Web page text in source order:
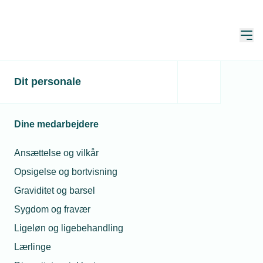
Dit personale
Dine medarbejdere
Ansættelse og vilkår
Opsigelse og bortvisning
Graviditet og barsel
Sygdom og fravær
Ligeløn og ligebehandling
Lærlinge
Bliv medlem af TEKNIQ
TEKNIQs medlemmer udvikler,
installerer og producerer den grønne
omstilling. Vi skaber et bedre Danmark
TEKNIQ har 100 pct. fokus på det tekniske
erhvervsliv. Du får derfor en lang række fordele,
som er tilpasset netop dine behov.